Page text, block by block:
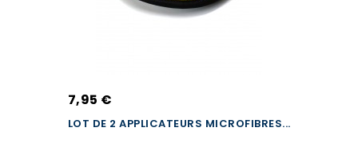
7,95 €
LOT DE 2 APPLICATEURS MICROFIBRES...